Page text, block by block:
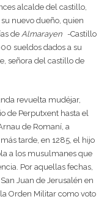
alcalde del castillo,
nuevo dueño, quien
de Almarayen -Castillo
sueldos dados a su
señora del castillo de
revuelta mudéjar,
de Perputxent hasta el
de Romaní, a
tarde, en 1285, el hijo
a los musulmanes que
Por aquellas fechas,
Juan de Jerusalén en
Orden Militar como voto